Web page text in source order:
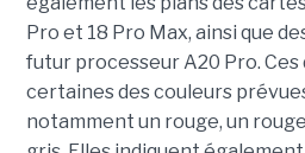
Pro et 18 Pro Max, ainsi que
futur processeur A20 Pro.
certaines des couleurs
notamment un rouge, un